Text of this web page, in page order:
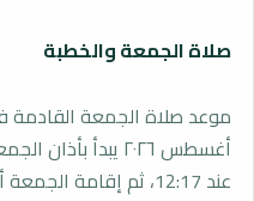
صلاة الجمعة والخطبة
عند 12:17، ثم إقامة الجمعة أو بداية الصلاة عند 12:47.